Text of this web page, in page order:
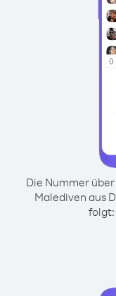
Die Nummer
Malediven aus
folgt: